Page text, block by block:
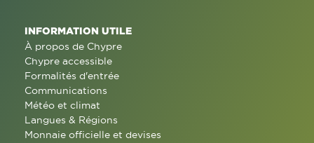
INFORMATION UTILE
À propos de Chypre
Chypre accessible
Formalités d'entrée
Communications
Météo et climat
Langues & Régions
Monnaie officielle et devises